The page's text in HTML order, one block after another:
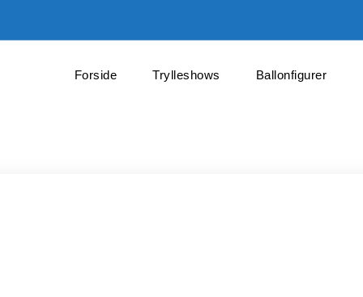
Forside Trylleshows Ballonfigurer